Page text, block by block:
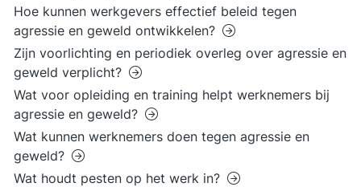
Hoe kunnen werkgevers effectief beleid tegen
agressie en geweld ontwikkelen?
Zijn voorlichting en periodiek overleg over agressie en
geweld verplicht?
Wat voor opleiding en training helpt werknemers bij
agressie en geweld?
Wat kunnen werknemers doen tegen agressie en
geweld?
Wat houdt pesten op het werk in?